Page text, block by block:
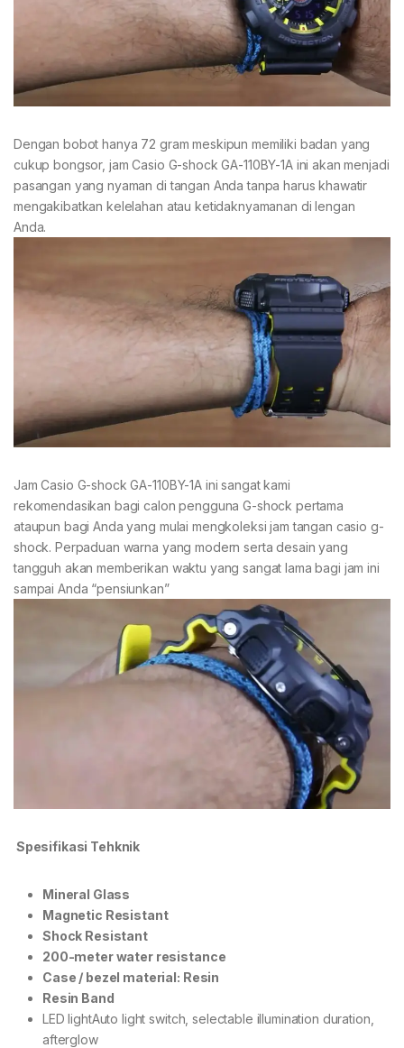
Dengan bobot hanya 72 gram meskipun memiliki badan yang
cukup bongsor, jam Casio G-shock GA-110BY-1A ini akan menjadi
pasangan yang nyaman di tangan Anda tanpa harus khawatir
mengakibatkan kelelahan atau ketidaknyamanan di lengan
Anda.
Jam Casio G-shock GA-110BY-1A ini sangat kami
rekomendasikan bagi calon pengguna G-shock pertama
ataupun bagi Anda yang mulai mengkoleksi jam tangan casio g-
shock. Perpaduan warna yang modern serta desain yang
tangguh akan memberikan waktu yang sangat lama bagi jam ini
sampai Anda “pensiunkan”
Spesifikasi Tehknik
Mineral Glass
Magnetic Resistant
Shock Resistant
200-meter water resistance
Case / bezel material: Resin
Resin Band
LED lightAuto light switch, selectable illumination duration,
afterglow